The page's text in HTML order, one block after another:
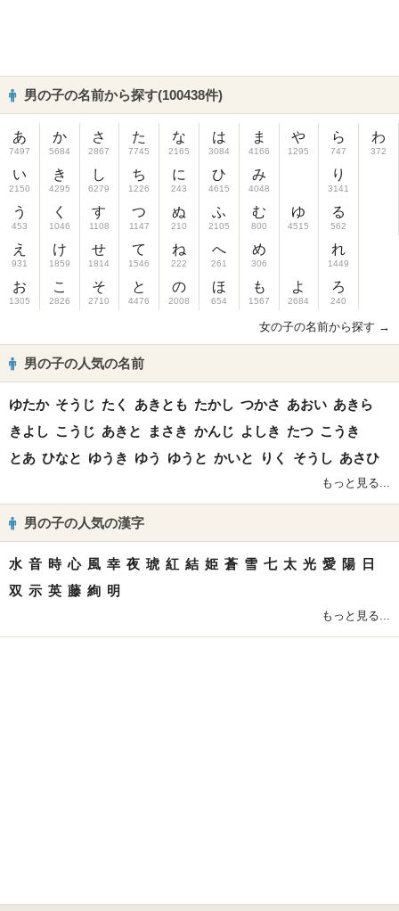
男の子の名前から探す(100438件)
あ
7497
い
2150
う
453
え
931
お
1305
か
5684
き
4295
く
1046
け
1859
こ
2826
さ
2867
し
6279
す
1108
せ
1814
そ
2710
た
7745
ち
1226
つ
1147
て
1546
と
4476
な
2165
に
243
ぬ
210
ね
222
の
2008
は
3084
ひ
4615
ふ
2105
へ
261
ほ
654
ま
4166
み
4048
む
800
め
306
も
1567
や
1295
ゆ
4515
よ
2684
ら
747
り
3141
る
562
れ
1449
ろ
240
わ
372
女の子の名前から探す →
男の子の人気の名前
ゆたか そうじ たく あきとも たかし つかさ あおい あきら
きよし こうじ あきと まさき かんじ よしき たつ こうき
とあ ひなと ゆうき ゆう ゆうと かいと りく そうし あさひ
もっと見る...
男の子の人気の漢字
水 音 時 心 風 幸 夜 琥 紅 結 姫 蒼 雪 七 太 光 愛 陽
日
双 示 英 藤 絢 明
もっと見る...